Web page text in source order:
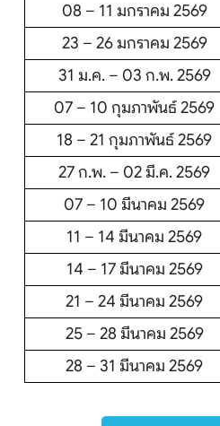
08 – 11 มกราคม 2569
23 – 26 มกราคม 2569
31 ม.ค. – 03 ก.พ. 2569
07 – 10 กุมภาพันธ์ 2569
18 – 21 กุมภาพันธ์ 2569
27 ก.พ. – 02 มี.ค. 2569
07 – 10 มีนาคม 2569
11 – 14 มีนาคม 2569
14 – 17 มีนาคม 2569
21 – 24 มีนาคม 2569
25 – 28 มีนาคม 2569
28 – 31 มีนาคม 2569